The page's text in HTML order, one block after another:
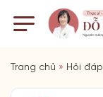
Trang chủ » Hỏi đáp